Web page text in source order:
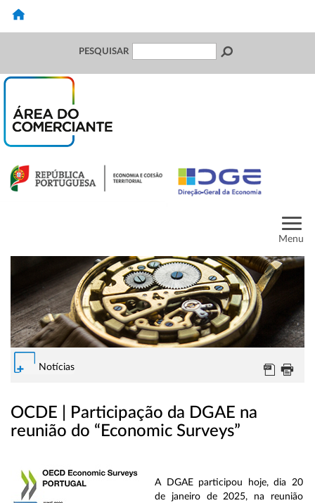
PESQUISAR
Menu
Notícias
OCDE | Participação da DGAE na
reunião do “Economic Surveys”
A DGAE participou hoje, dia 20
de janeiro de 2025, na reunião